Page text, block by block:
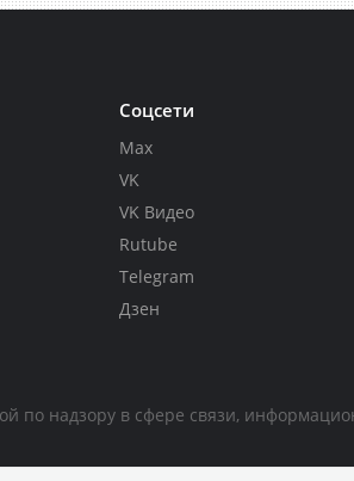
Соцсети
Max
VK
VK Видео
Rutube
Telegram
Дзен
по надзору в сфере связи,